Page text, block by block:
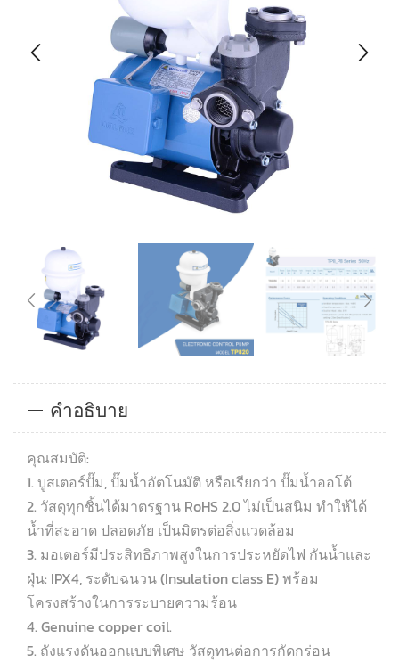
คำอธิบาย
คุณสมบัติ:
1. บูสเตอร์ปั๊ม, ปั๊มน้ำอัตโนมัติ หรือเรียกว่า ปั๊มน้ำออโต้
2. วัสดุทุกชิ้นได้มาตรฐาน RoHS 2.0 ไม่เป็นสนิม ทำให้ได้
น้ำที่สะอาด ปลอดภัย เป็นมิตรต่อสิ่งแวดล้อม
3. มอเตอร์มีประสิทธิภาพสูงในการประหยัดไฟ กันน้ำและ
ฝุ่น: IPX4, ระดับฉนวน (Insulation class E) พร้อม
โครงสร้างในการระบายความร้อน
4. Genuine copper coil.
5. ถังแรงดันออกแบบพิเศษ วัสดุทนต่อการกัดกร่อน